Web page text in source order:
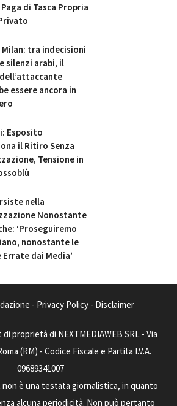
di Tasca Propria
Milan: tra indecisioni
silenzi arabi, il
essere ancora in
Esposito
il Ritiro Senza
Tensione in
nella
Nonostante
‘Proseguiremo
nonostante le
dai Media’
- Privacy Policy - Disclaimer
proprietà di NEXTMEDIAWEB SRL - Via
(RM) - Codice Fiscale e Partita I.V.A.
09689341007
è una testata giornalistica, in quanto
alcuna periodicità. Non può pertanto